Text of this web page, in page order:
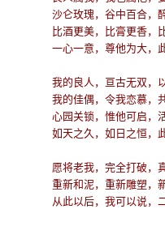
沙仑玫瑰，谷中百合，
比酒更美，比膏更香，
一心一意，尊他为大，
我的良人，亘古无双，
我的佳偶，令我恋慕，
心园关锁，惟他可启，
如天之久，如日之恒，
愿将老我，完全打破，
重新和泥，重新雕塑，
从此以后，我可以说，